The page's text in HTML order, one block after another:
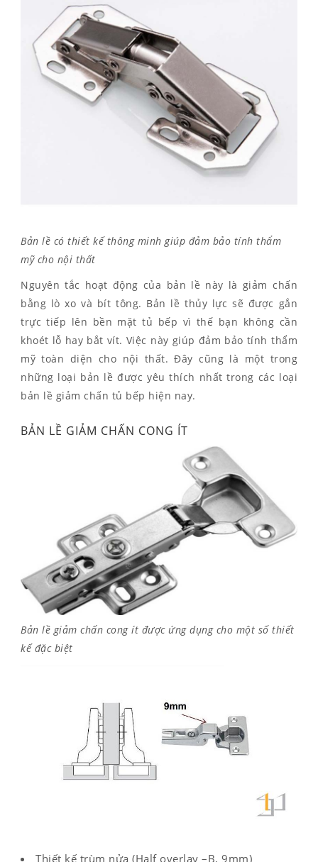
Bản lề có thiết kế thông minh giúp đảm bảo tính thẩm
mỹ cho nội thất
Nguyên tắc hoạt động của bản lề này là giảm chấn
bằng lò xo và bít tông. Bản lề thủy lực sẽ được gắn
trực tiếp lên bền mặt tủ bếp vì thế bạn không cần
khoét lỗ hay bắt vít. Việc này giúp đảm bảo tính thẩm
mỹ toàn diện cho nội thất. Đây cũng là một trong
những loại bản lề được yêu thích nhất trong các loại
bản lề giảm chấn tủ bếp hiện nay.
BẢN LỀ GIẢM CHẤN CONG ÍT
Bản lề giảm chấn cong ít được ứng dụng cho một số thiết
kế đặc biệt
Thiết kế trùm nửa (Half overlay –B, 9mm)